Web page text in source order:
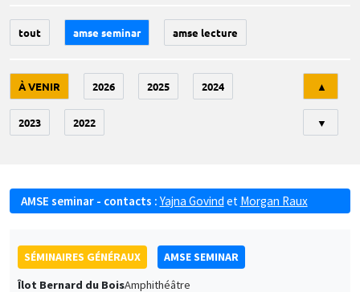
tout amse seminar amse lecture
À VENIR 2026 2025 2024
2023 2022
▲
▼
AMSE seminar - contacts : Yajna Govind et Morgan Raux
SÉMINAIRES GÉNÉRAUX
AMSE SEMINAR
Îlot Bernard du BoisAmphithéâtre